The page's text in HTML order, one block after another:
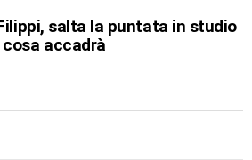
salta la puntata in studio
accadrà